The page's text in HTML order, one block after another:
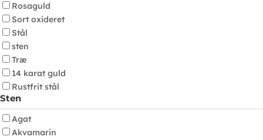
Rosaguld
Sort oxideret
Stål
sten
Træ
14 karat guld
Rustfrit stål
Sten
Agat
Akvamarin